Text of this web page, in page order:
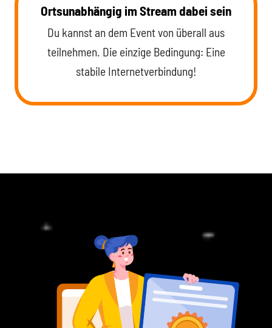
Ortsunabhängig im Stream dabei sein
Du kannst an dem Event von überall aus
teilnehmen. Die einzige Bedingung: Eine
stabile Internetverbindung!